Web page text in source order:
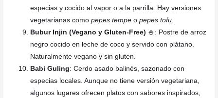
especias y cocido al vapor o a la parrilla. Hay versiones
vegetarianas comopepes tempe opepes tofu
Bubur Injin (Vegano y Gluten-Free) 🍚: Postre de arroz
negro cocido en leche de coco y servido con plátano.
Naturalmente vegano y sin gluten.
Babi Guling: Cerdo asado balinés, sazonado con
especias locales. Aunque no tiene versión vegetariana,
algunos lugares ofrecen platos con sabores inspirados,